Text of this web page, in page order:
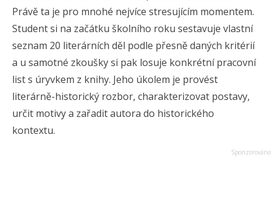
Právě ta je pro mnohé nejvíce stresujícím momentem.
Student si na začátku školního roku sestavuje vlastní
seznam 20 literárních děl podle přesně daných kritérií
a u samotné zkoušky si pak losuje konkrétní pracovní
list s úryvkem z knihy. Jeho úkolem je provést
literárně-historický rozbor, charakterizovat postavy,
určit motivy a zařadit autora do historického
kontextu.